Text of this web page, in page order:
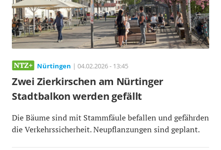
Nürtingen | 04.02.2026 - 13:45
Zwei Zierkirschen am Nürtinger
Stadtbalkon werden gefällt
Die Bäume sind mit Stammfäule befallen und gefährden
die Verkehrssicherheit. Neupflanzungen sind geplant.